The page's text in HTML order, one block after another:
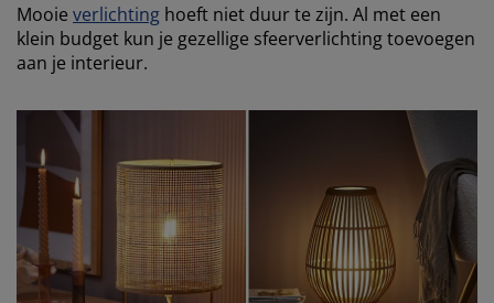
Mooie verlichting hoeft niet duur te zijn. Al met een
klein budget kun je gezellige sfeerverlichting toevoegen
aan je interieur.